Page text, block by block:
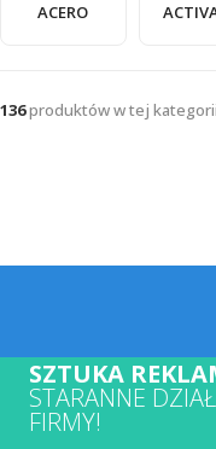
ACERO
136produktów w tej kategorii
SZTUKA
STARANNE
FIRMY!